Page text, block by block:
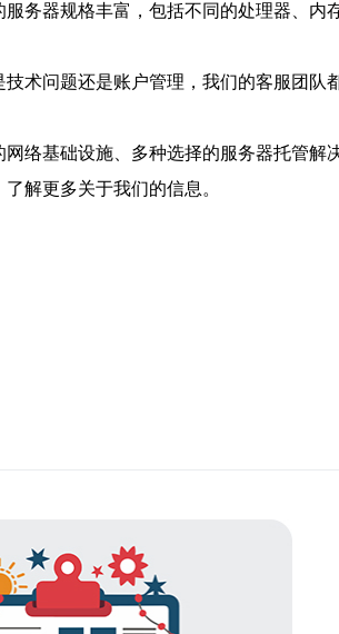
务器规格丰富，包括不同的处理器、
术问题还是账户管理，我们的客服团
络基础设施、多种选择的服务器托管解
解更多关于我们的信息。